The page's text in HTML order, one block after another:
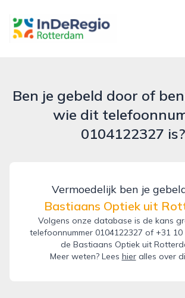
inderegiorotterdam.nl
Ben je gebeld door of
wie dit
0104122327 is?
Vermoedelijk ben je
Bastiaans Optiek uit
Volgens onze database is de kans
telefoonnummer 0104122327 of +31 10
de Bastiaans Optiek uit
Meer weten? Lees hieralles over